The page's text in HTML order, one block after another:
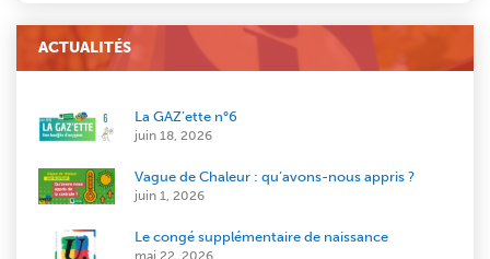
ACTUALITÉS
La GAZ’ette n°6
juin 18, 2026
Vague de Chaleur : qu’avons-nous appris ?
juin 1, 2026
Le congé supplémentaire de naissance
mai 22, 2026